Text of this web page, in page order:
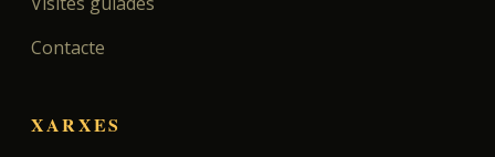
Contacte
XARXES